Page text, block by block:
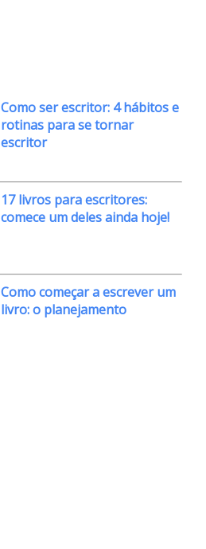
Como ser escritor: 4 hábitos e
rotinas para se tornar
escritor
17 livros para escritores:
comece um deles ainda hoje!
Como começar a escrever um
livro: o planejamento